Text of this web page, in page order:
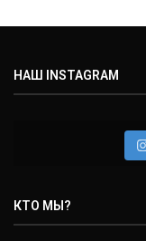
НАШ INSTAGRAM
КТО МЫ?